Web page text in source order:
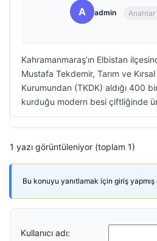
A admin
Kahramanmaraş’ın Elbistan
Mustafa Tekdemir, Tarım ve
Kurumundan (TKDK) aldığı 400
kurduğu modern besi çiftliğinde
1 yazı görüntüleniyor (toplam 1)
Bu konuyu yanıtlamak için giriş yapmış
Kullanıcı adı: